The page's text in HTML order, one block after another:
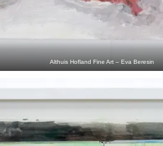
Althuis Hofland Fine Art – Eva Beresin